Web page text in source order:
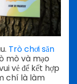
Trò chơi săn
mò và mạo
vẻ để kết hợp
chí là làm